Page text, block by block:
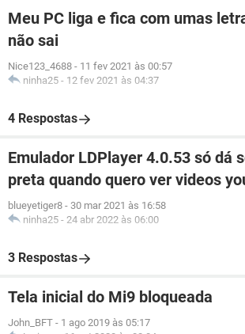
Meu PC liga e fica com umas
não sai
Nice123_4688 - 11 fev 2021 às 00:57
ninha25 - 12 fev 2021 às 04:37
4 Respostas
Emulador LDPlayer 4.0.53 só dá
preta quando quero ver videos
blueyetiger8 - 30 mar 2021 às 16:58
ninha25 - 24 abr 2022 às 06:00
3 Respostas
Tela inicial do Mi9 bloqueada
John_BFT - 1 ago 2019 às 05:17